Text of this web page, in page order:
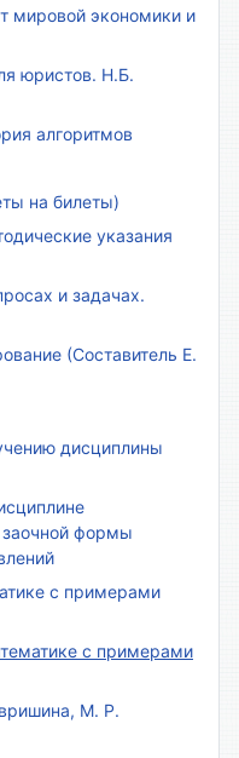
мировой экономики и
юристов. Н.Б.
алгоритмов
на билеты)
указания
и задачах.
(Составитель Е.
дисциплины
заочной формы
с примерами
с примерами
М. Р.